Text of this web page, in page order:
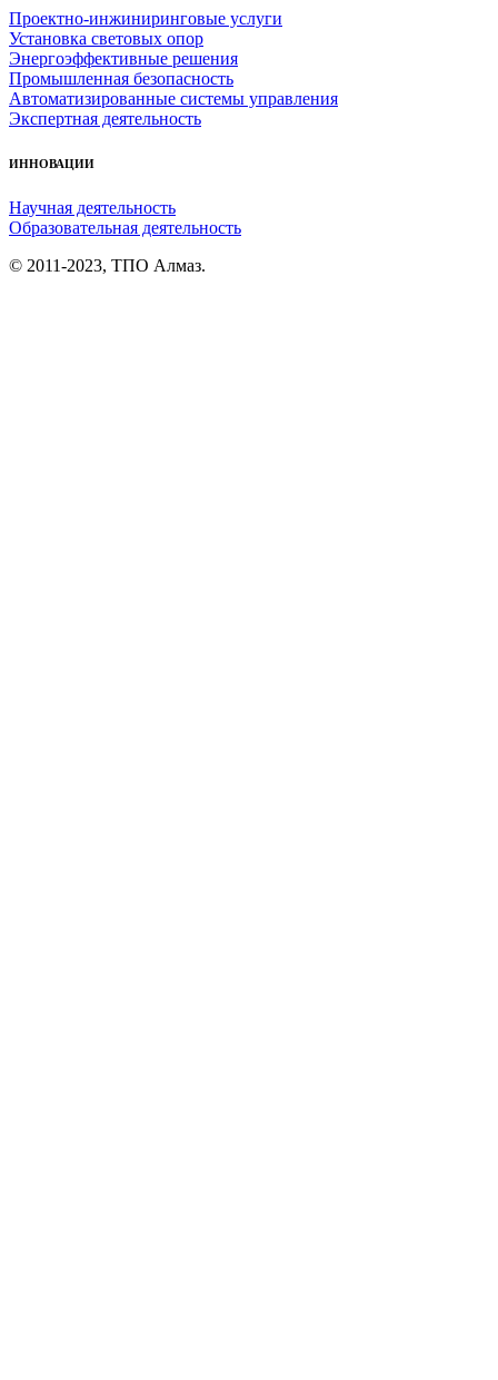
Проектно-инжиниринговые услуги
Установка световых опор
Энергоэффективные решения
Промышленная безопасность
Автоматизированные системы управления
Экспертная деятельность
ИННОВАЦИИ
Научная деятельность
Образовательная деятельность
© 2011-2023, ТПО Алмаз.